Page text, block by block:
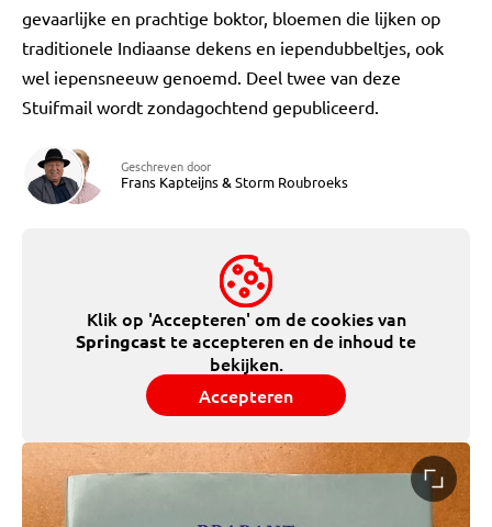
gevaarlijke en prachtige boktor, bloemen die lijken op
traditionele Indiaanse dekens en iependubbeltjes, ook
wel iepensneeuw genoemd. Deel twee van deze
Stuifmail wordt zondagochtend gepubliceerd.
Geschreven door
Frans Kapteijns&Storm Roubroeks
Klik op 'Accepteren' om de cookies van
Springcast te accepteren en de inhoud te
bekijken.
Accepteren